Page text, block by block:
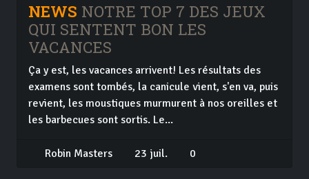
NEWS NOTRE TOP 7 DES JEUX
QUI SENTENT BON LES
VACANCES
Ça y est, les vacances arrivent! Les résultats des
examens sont tombés, la canicule vient, s'en va, puis
revient, les moustiques murmurent à nos oreilles et
les barbecues sont sortis. Le...
Robin Masters 23 juil. 0